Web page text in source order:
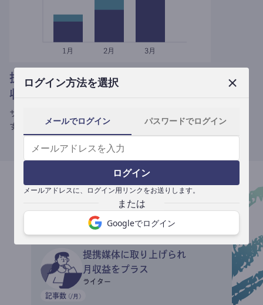
ログイン方法を選択
メールでログイン パスワードでログイン
ログイン
メールアドレスに、ログイン用リンクをお送りします。
Googleでログイン
提携媒体による記事買い取りで
収益がプラスされる
サブスク収益にメディアへの記事提供の売り上げをプラスできま
す。
収益イメージ
提携媒体に取り上げられ
月収益をプラス
ライター
記事数 (/月)